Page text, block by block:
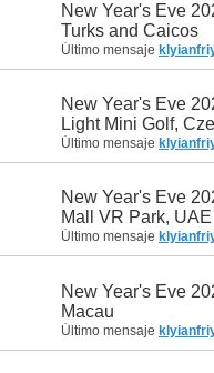
New Year's Eve
Turks and Caicos
Último mensaje
New Year's Eve
Light Mini Golf,
Último mensaje
New Year's Eve
Mall VR Park, UAE
Último mensaje
New Year's Eve
Macau
Último mensaje